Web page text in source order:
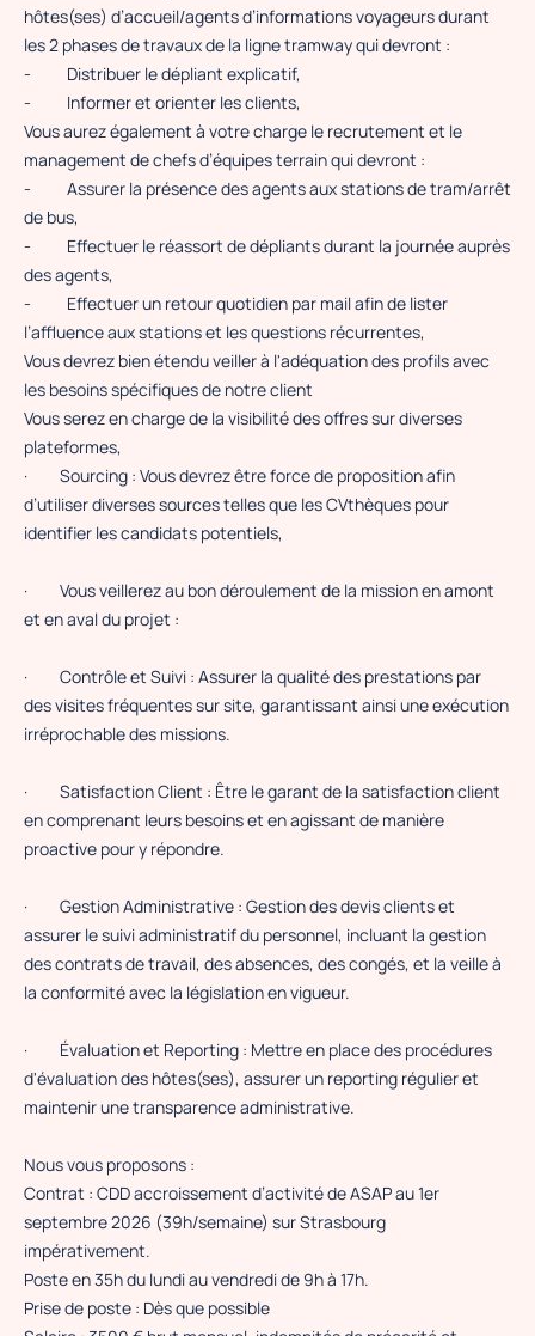
hôtes(ses) d’accueil/agents d’informations voyageurs durant
les 2 phases de travaux de la ligne tramway qui devront :
- Distribuer le dépliant explicatif,
- Informer et orienter les clients,
Vous aurez également à votre charge le recrutement et le
management de chefs d’équipes terrain qui devront :
- Assurer la présence des agents aux stations de tram/arrêt
de bus,
- Effectuer le réassort de dépliants durant la journée auprès
des agents,
- Effectuer un retour quotidien par mail afin de lister
l’affluence aux stations et les questions récurrentes,
Vous devrez bien étendu veiller à l'adéquation des profils avec
les besoins spécifiques de notre client
Vous serez en charge de la visibilité des offres sur diverses
plateformes,
· Sourcing : Vous devrez être force de proposition afin
d’utiliser diverses sources telles que les CVthèques pour
identifier les candidats potentiels,
· Vous veillerez au bon déroulement de la mission en amont
et en aval du projet :
· Contrôle et Suivi : Assurer la qualité des prestations par
des visites fréquentes sur site, garantissant ainsi une exécution
irréprochable des missions.
· Satisfaction Client : Être le garant de la satisfaction client
en comprenant leurs besoins et en agissant de manière
proactive pour y répondre.
· Gestion Administrative : Gestion des devis clients et
assurer le suivi administratif du personnel, incluant la gestion
des contrats de travail, des absences, des congés, et la veille à
la conformité avec la législation en vigueur.
· Évaluation et Reporting : Mettre en place des procédures
d'évaluation des hôtes(ses), assurer un reporting régulier et
maintenir une transparence administrative.
Nous vous proposons :
Contrat : CDD accroissement d’activité de ASAP au 1er
septembre 2026 (39h/semaine) sur Strasbourg
impérativement.
Poste en 35h du lundi au vendredi de 9h à 17h.
Prise de poste : Dès que possible